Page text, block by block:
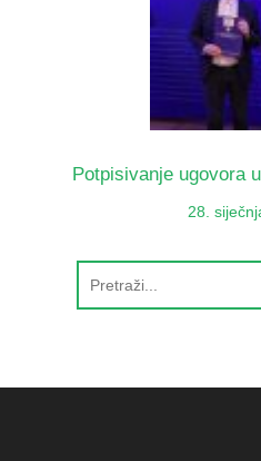
Potpisivanje ugovora
28.